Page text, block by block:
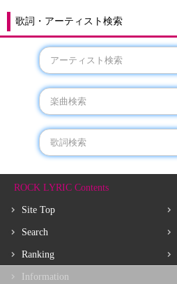
歌詞・アーティスト検索
ROCK LYRIC Contents
Site Top
Search
Ranking
Information